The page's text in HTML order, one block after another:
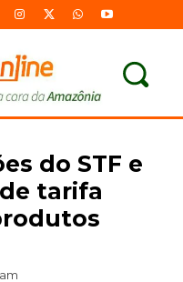
do STF e
tarifa